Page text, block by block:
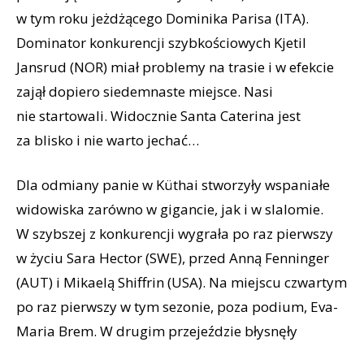
w tym roku jeżdżącego Dominika Parisa (ITA).
Dominator konkurencji szybkościowych Kjetil
Jansrud (NOR) miał problemy na trasie i w efekcie
zajął dopiero siedemnaste miejsce. Nasi
nie startowali. Widocznie Santa Caterina jest
za blisko i nie warto jechać…
Dla odmiany panie w Küthai stworzyły wspaniałe
widowiska zarówno w gigancie, jak i w slalomie.
W szybszej z konkurencji wygrała po raz pierwszy
w życiu Sara Hector (SWE), przed Anną Fenninger
(AUT) i Mikaelą Shiffrin (USA). Na miejscu czwartym
po raz pierwszy w tym sezonie, poza podium, Eva-
Maria Brem. W drugim przejeździe błysnęły